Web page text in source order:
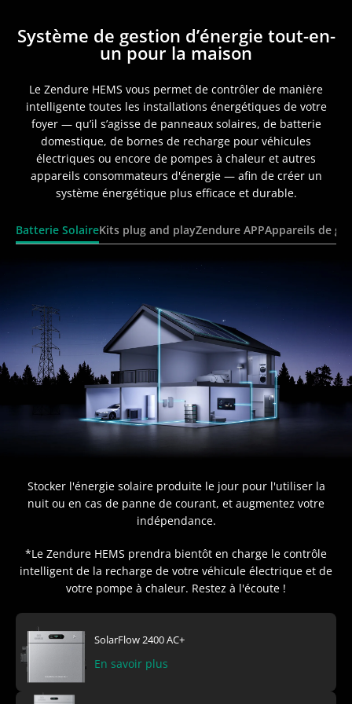
Système de gestion d’énergie tout-en-
un pour la maison
Le Zendure HEMS vous permet de contrôler de manière
intelligente toutes les installations énergétiques de votre
foyer — qu’il s’agisse de panneaux solaires, de batterie
domestique, de bornes de recharge pour véhicules
électriques ou encore de pompes à chaleur et autres
appareils consommateurs d'énergie — afin de créer un
système énergétique plus efficace et durable.
Batterie SolaireKits plug and playZendure APPAppareils de
Stocker l'énergie solaire produite le jour pour l'utiliser la
nuit ou en cas de panne de courant, et augmentez votre
indépendance.
*Le Zendure HEMS prendra bientôt en charge le contrôle
intelligent de la recharge de votre véhicule électrique et de
votre pompe à chaleur. Restez à l'écoute !
SolarFlow 2400 AC+
En savoir plus
SolarFlow 2400 Pro
En savoir plus
En savoir plus
Zendure APP
En savoir plus
En savoir plus
Compteur intelligent 3CT Zendure
En savoir plus
En savoir plus